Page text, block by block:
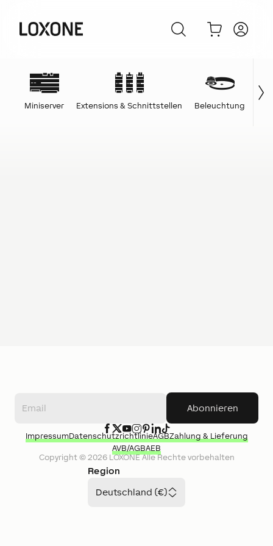
Miniserver Extensions & Schnittstellen Beleuchtung
Abonnieren
Region
Deutschland (€)
Copyright © 2026LOXONEAlle Rechte vorbehalten
ImpressumDatenschutzrichtlinieAGBZahlung & Lieferung
AVB/AGBAEB